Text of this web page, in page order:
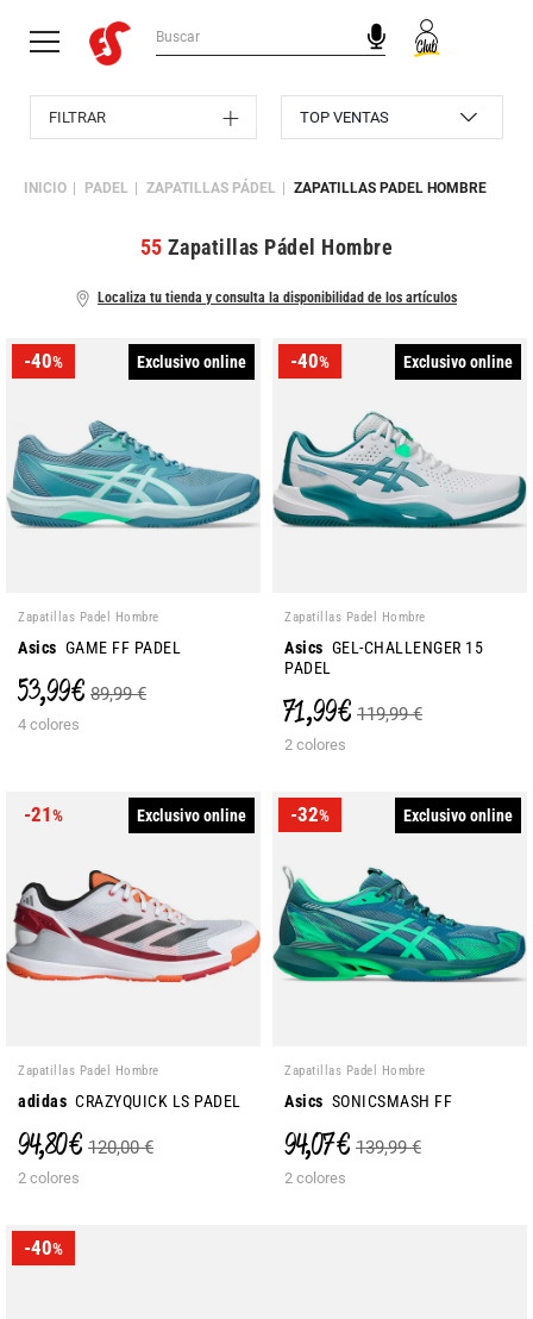
INICIO PADEL ZAPATILLAS PÁDEL ZAPATILLAS PADEL HOMBRE
Localiza tu tienda y consulta la disponibilidad de los artículos
55 Zapatillas Pádel Hombre
-40% Exclusivo online
Zapatillas Padel Hombre
Asics GAME FF PADEL
53,99 € 89,99 €
4 colores
-40% Exclusivo online
Zapatillas Padel Hombre
Asics GEL-CHALLENGER 15
PADEL
71,99 € 119,99 €
2 colores
-21% Exclusivo online
Zapatillas Padel Hombre
adidas CRAZYQUICK LS PADEL
94,80 € 120,00 €
2 colores
-32% Exclusivo online
Zapatillas Padel Hombre
Asics SONICSMASH FF
94,07 € 139,99 €
2 colores
-40%
FILTRAR